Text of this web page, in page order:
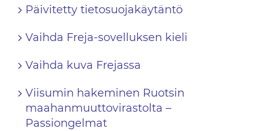
Päivitetty tietosuojakäytäntö
Vaihda Freja-sovelluksen kieli
Vaihda kuva Frejassa
Viisumin hakeminen Ruotsin
maahanmuuttovirastolta –
Passiongelmat